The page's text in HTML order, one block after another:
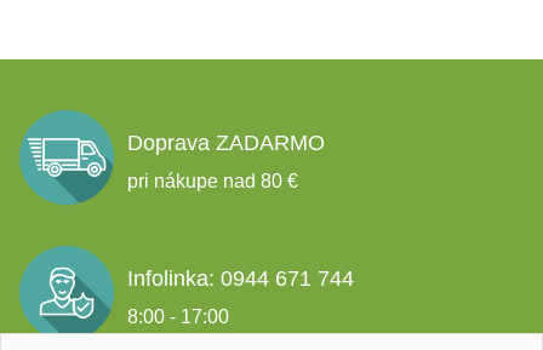
Doprava ZADARMO
pri nákupe nad 80 €
Infolinka: 0944 671 744
8:00 - 17:00